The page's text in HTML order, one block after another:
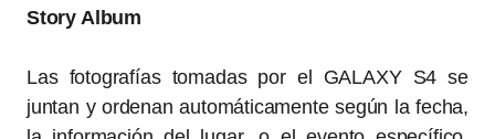
Story Album
Las fotografías tomadas por el GALAXY S4 se
juntan y ordenan automáticamente según la fecha,